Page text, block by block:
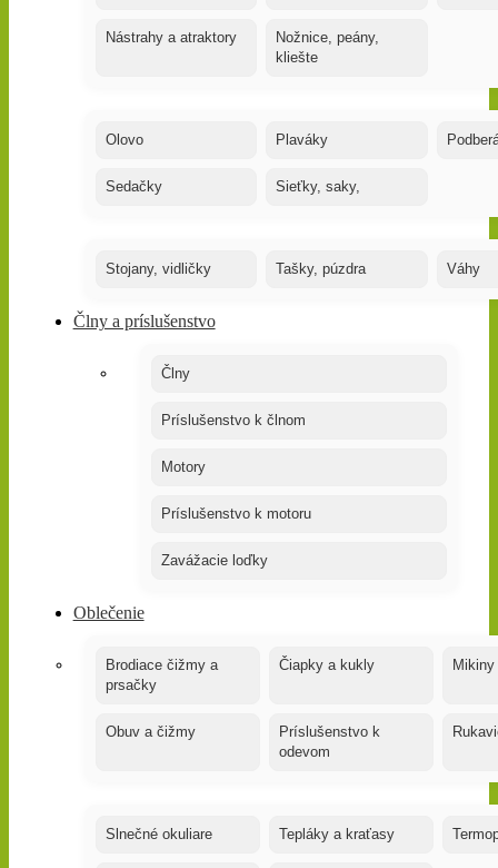
Nástrahy a atraktory
Nožnice, peány,
kliešte
Olovo Plaváky
Sedačky Sieťky, saky,
Stojany, vidličky Tašky, púzdra Váhy
Člny a príslušenstvo
Člny
Príslušenstvo k člnom
Motory
Príslušenstvo k motoru
Zavážacie loďky
Oblečenie
Brodiace čižmy a
prsačky
Čiapky a kukly Mikiny
Obuv a čižmy
Príslušenstvo k
odevom
Slnečné okuliare Tepláky a kraťasy